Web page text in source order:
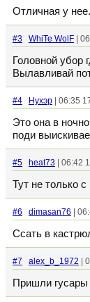
Отличная у нее.
#3 WhiTe WolF |
Головной убор
Вылавливай
#4 Нухэр | 06:35
Это она в
поди
#5 heat73 | 06:42
Тут не только
#6 dimasan76 |
Ссать в
#7 alex_b_1972 |
Пришли